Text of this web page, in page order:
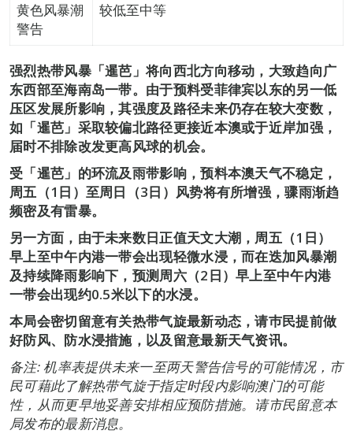
黄色风暴潮
警告
较低至中等
强烈热带风暴「暹芭」将向西北方向移动，大致趋向广
东西部至海南岛一带。由于预料受菲律宾以东的另一低
压区发展所影响，其强度及路径未来仍存在较大变数，
如「暹芭」采取较偏北路径更接近本澳或于近岸加强，
届时不排除改发更高风球的机会。
受「暹芭」的环流及雨带影响，预料本澳天气不稳定，
周五（1日）至周日（3日）风势将有所增强，骤雨渐趋
频密及有雷暴。
另一方面，由于未来数日正值天文大潮，周五（1日）
早上至中午内港一带会出现轻微水浸，而在迭加风暴潮
及持续降雨影响下，预测周六（2日）早上至中午内港
一带会出现约0.5米以下的水浸。
本局会密切留意有关热带气旋最新动态，请巿民提前做
好防风、防水浸措施，以及留意最新天气资讯。
备注: 机率表提供未来一至两天警告信号的可能情况，市
民可藉此了解热带气旋于指定时段内影响澳门的可能
性，从而更早地妥善安排相应预防措施。请市民留意本
局发布的最新消息。